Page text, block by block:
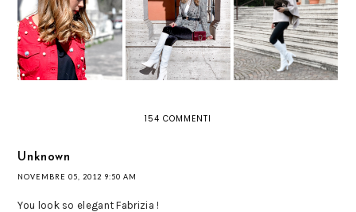
FERMAGLI PER
CAPELLI: SPOPOLA
IL TREND DELLE
HAIR CLIP
STIVALI BIANCHI:
TUTTO QUELLO CHE
DEVI SAPERE SU
QUESTO TREND
PONCHO A COLLO
ALTO: MUST HAVE
INVERNALE
154 COMMENTI
Unknown
NOVEMBRE 05, 2012 9:50 AM
You look so elegant Fabrizia !